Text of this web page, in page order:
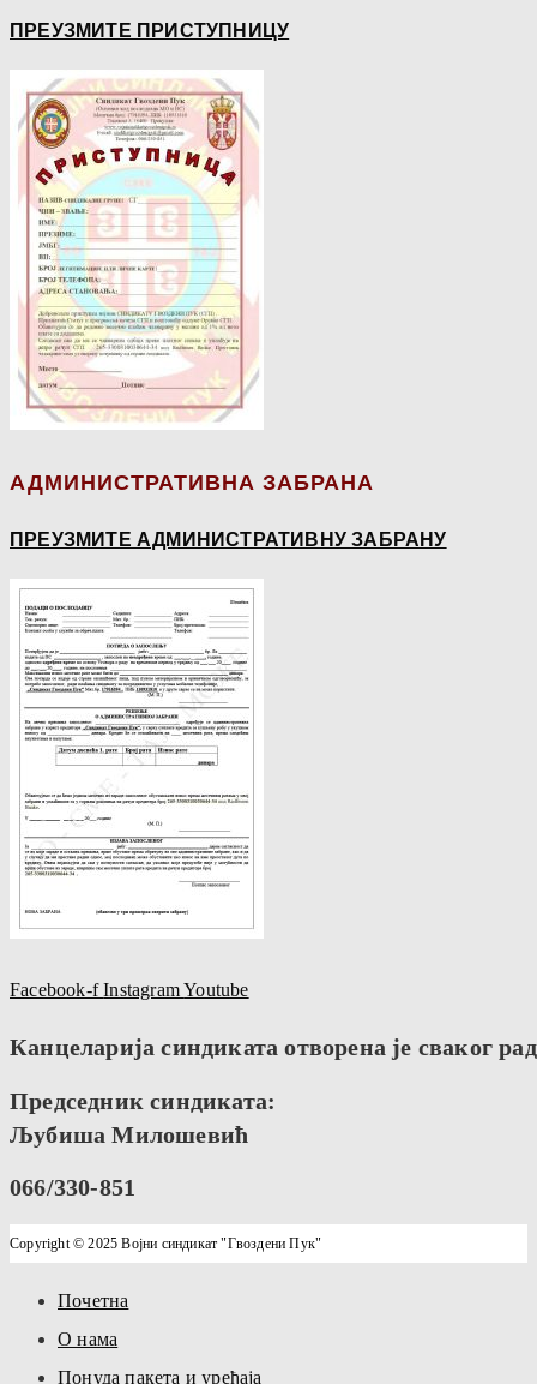
ПРЕУЗМИТЕ ПРИСТУПНИЦУ
АДМИНИСТРАТИВНА ЗАБРАНА
ПРЕУЗМИТЕ АДМИНИСТРАТИВНУ ЗАБРАНУ
Facebook-f InstagramYoutube
Канцеларија синдиката отворена је сваког
Председник синдиката:
Љубиша Милошевић
066/330-851
Copyright © 2025 Војни синдикат "Гвоздени Пук"
Почетна
О нама
Понуда пакета и уређаја